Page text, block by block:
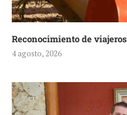
Reconocimiento de viajeros
4 agosto, 2026